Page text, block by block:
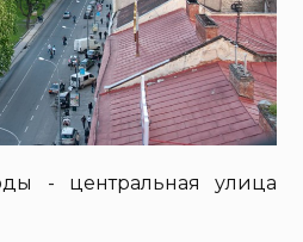
- центральная улица